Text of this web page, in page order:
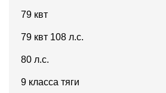
79 квт
79 квт 108 л.с.
80 л.с.
9 класса тяги